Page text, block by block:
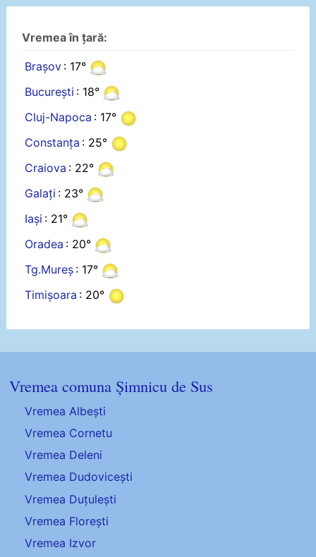
Vremea în țară:
Brașov : 17°
București : 18°
Cluj-Napoca : 17°
Constanța : 25°
Craiova : 22°
Galați : 23°
Iași : 21°
Oradea : 20°
Tg.Mureș : 17°
Timișoara : 20°
Vremea comuna Șimnicu de Sus
Vremea Albești
Vremea Cornetu
Vremea Deleni
Vremea Dudovicești
Vremea Duțulești
Vremea Florești
Vremea Izvor